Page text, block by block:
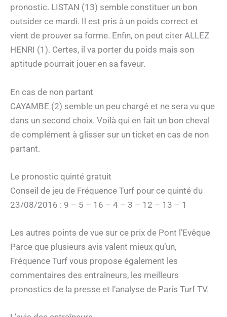
pronostic. LISTAN (13) semble constituer un bon
outsider ce mardi. Il est pris à un poids correct et
vient de prouver sa forme. Enfin, on peut citer ALLEZ
HENRI (1). Certes, il va porter du poids mais son
aptitude pourrait jouer en sa faveur.
En cas de non partant
CAYAMBE (2) semble un peu chargé et ne sera vu que
dans un second choix. Voilà qui en fait un bon cheval
de complément à glisser sur un ticket en cas de non
partant.
Le pronostic quinté gratuit
Conseil de jeu de Fréquence Turf pour ce quinté du
23/08/2016 : 9 – 5 – 16 – 4 – 3 – 12 – 13 – 1
Les autres points de vue sur ce prix de Pont l’Evêque
Parce que plusieurs avis valent mieux qu’un,
Fréquence Turf vous propose également les
commentaires des entraîneurs, les meilleurs
pronostics de la presse et l’analyse de Paris Turf TV.